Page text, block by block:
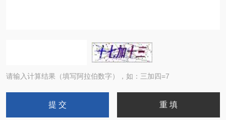
请输入计算结果（填写阿拉伯数字），如：三加四=7